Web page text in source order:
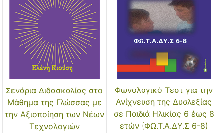
Σενάρια Διδασκαλίας στο
Μάθημα της Γλώσσας με
την Αξιοποίηση των Νέων
Τεχνολογιών
Φωνολογικό Τεστ για την
Ανίχνευση της Δυσλεξίας
σε Παιδιά Ηλικίας 6 έως 8
ετών (ΦΩ.Τ.Α.ΔΥ.Σ 6-8)